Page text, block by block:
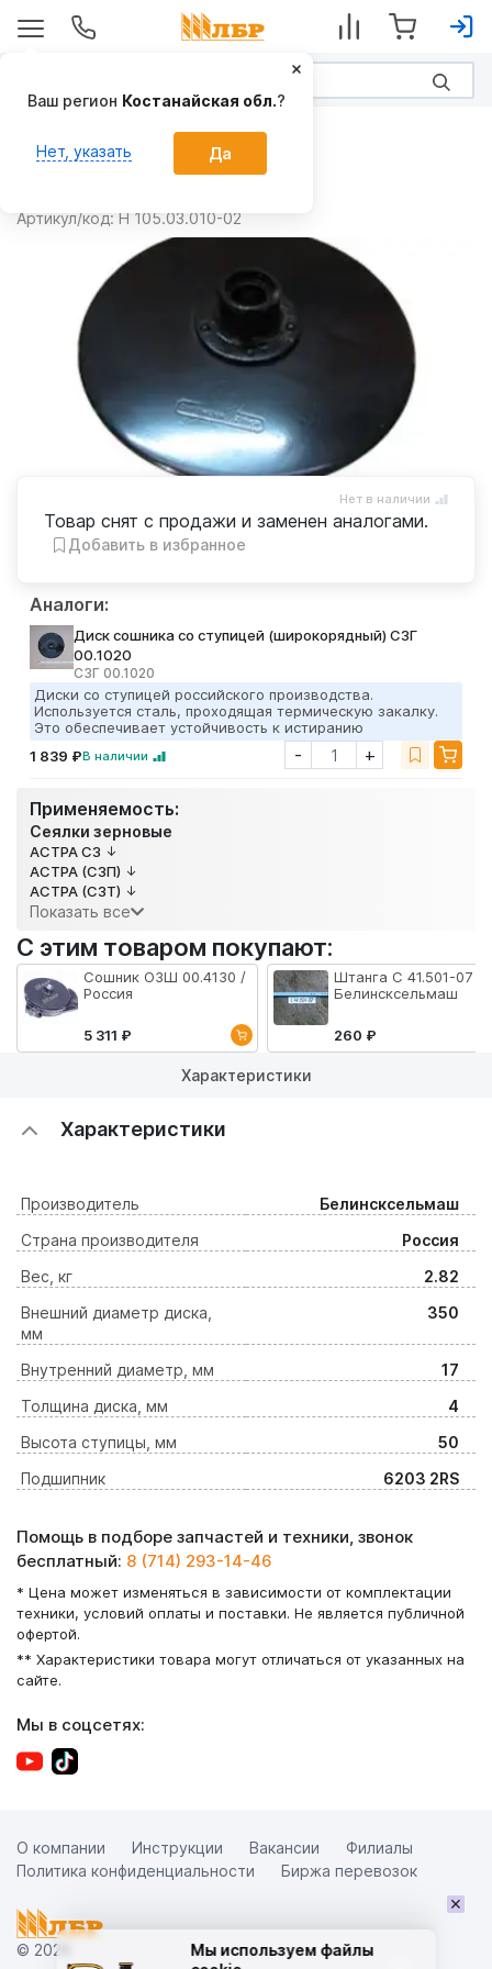
Диск Н 105.03.010-02
Артикул/код: Н 105.03.010-02
Аналоги:
Диск сошника со ступицей (широкорядный) СЗГ
00.1020
СЗГ 00.1020
Диски со ступицей российского производства.
Используется сталь, проходящая термическую закалку.
Это обеспечивает устойчивость к истиранию
1 839 ₽В наличии - +
Применяемость:
Сеялки зерновые
АСТРА СЗ
АСТРА (СЗП)
АСТРА (СЗТ)
Показать все
Нет в наличии
Товар снят с продажи и заменен аналогами.
Добавить в избранное
С этим товаром покупают:
Сошник ОЗШ 00.4130 /
Россия
5 311 ₽
Штанга С 41.501-07 /
Белинсксельмаш
260 ₽
Характеристики
Характеристики
Производитель
Белинсксельмаш
Страна производителя
Россия
Вес, кг
2.82
Внешний диаметр диска,
мм
350
Внутренний диаметр, мм
17
Толщина диска, мм
4
Высота ступицы, мм
50
Подшипник
6203 2RS
Мы используем файлы
Помощь в подборе запчастей и техники, звонок
бесплатный: 8 (714) 293-14-46
* Цена может изменяться в зависимости от комплектации
техники, условий оплаты и поставки. Не является публичной
офертой.
** Характеристики товара могут отличаться от указанных на
сайте.
Мы в соцсетях:
© 2026
О компании Инструкции Вакансии
Филиалы
Политика конфиденциальности
Биржа перевозок
×
Ваш регион Костанайская обл.?
Нет, указать Да